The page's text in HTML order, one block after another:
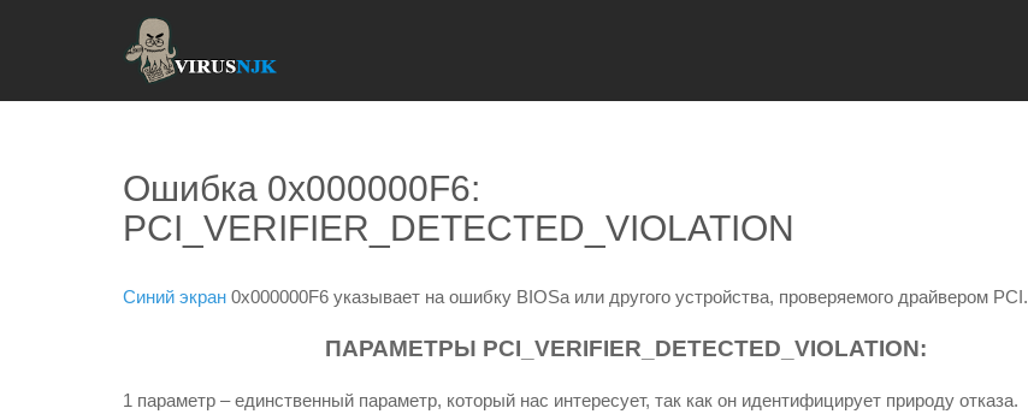
Ошибка 0x000000F6:
PCI_VERIFIER_DETECTED_VIOLATION
Синий экран 0x000000F6 указывает на ошибку BIOSа или другого устройства, проверяемого драйвером PCI.
ПАРАМЕТРЫ PCI_VERIFIER_DETECTED_VIOLATION:
1 параметр – единственный параметр, который нас интересует, так как он идентифицирует природу отказа.